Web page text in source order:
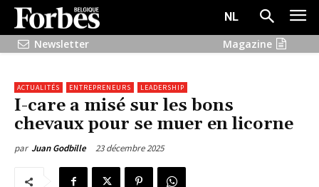
NL
Newsletter
Magazine
ACTUALITÉS ENTREPRENEURS LEADERSHIP
I-care a misé sur les bons
chevaux pour se muer en licorne
par Juan Godbille 23 décembre 2025